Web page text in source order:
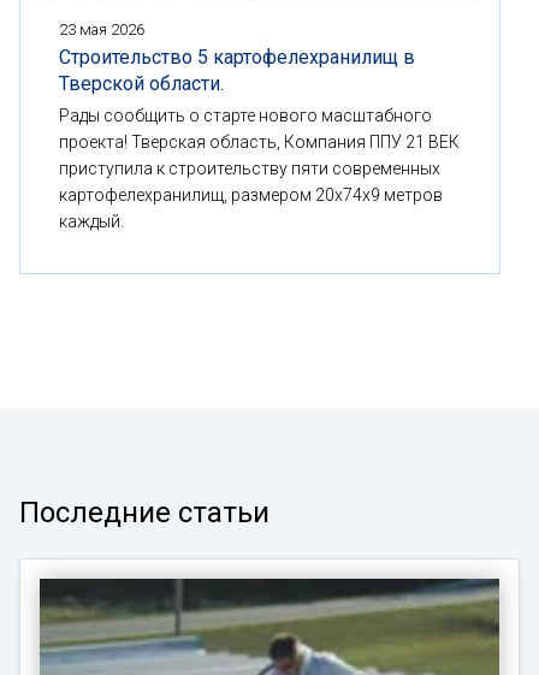
23 мая 2026
Строительство 5 картофелехранилищ в
Тверской области.
Рады сообщить о старте нового масштабного
проекта! Тверская область, Компания ППУ 21 ВЕК
приступила к строительству пяти современных
картофелехранилищ, размером 20x74x9 метров
каждый.
Последние статьи